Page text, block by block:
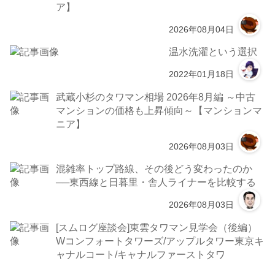
ア】
2026年08月04日
温水洗濯という選択
2022年01月18日
武蔵小杉のタワマン相場 2026年8月編 ～中古
マンションの価格も上昇傾向～【マンションマ
ニア】
2026年08月03日
混雑率トップ路線、その後どう変わったのか
──東西線と日暮里・舎人ライナーを比較する
2026年08月03日
[スムログ座談会]東雲タワマン見学会（後編）
Wコンフォートタワーズ/アップルタワー東京キ
ャナルコート/キャナルファーストタワ